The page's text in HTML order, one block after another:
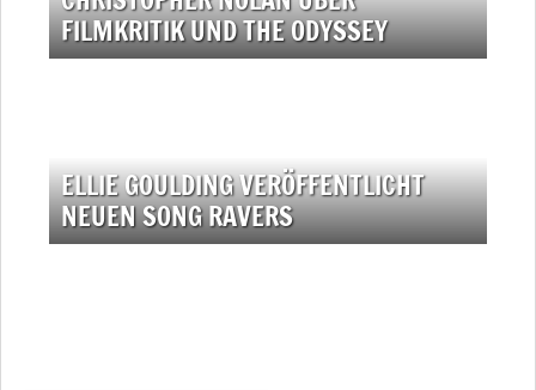
FILMKRITIK UND THE ODYSSEY
ELLIE GOULDING VERÖFFENTLICHT
NEUEN SONG RAVERS